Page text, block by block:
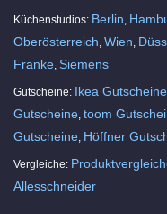
Küchenstudios: Berlin
Oberösterreich Wien
Franke Siemens
Gutscheine: Ikea Gutscheine
Gutscheine toom
Gutscheine Höffner
Vergleiche:
Allesschneider